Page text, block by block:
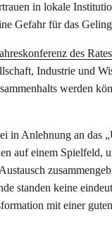
in lokale
Gefahr für das
des
Industrie und
werden
in Anlehnung an das
auf einem Spielfeld,
standen keine
mit einer